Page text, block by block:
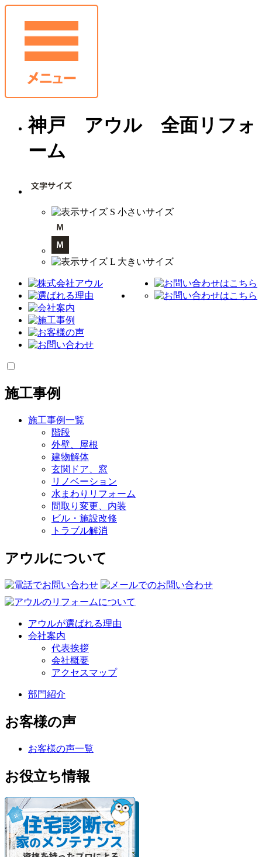
神戸 アウル 全面リフォ
ーム
施工事例
施工事例一覧
階段
外壁、屋根
建物解体
玄関ドア、窓
リノベーション
水まわりリフォーム
間取り変更、内装
ビル・施設改修
トラブル解消
アウルについて
アウルが選ばれる理由
会社案内
代表挨拶
会社概要
アクセスマップ
部門紹介
お客様の声
お客様の声一覧
お役立ち情報